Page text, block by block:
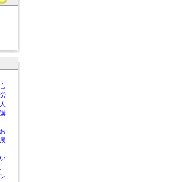
...
...
...
...
...
...
...
...